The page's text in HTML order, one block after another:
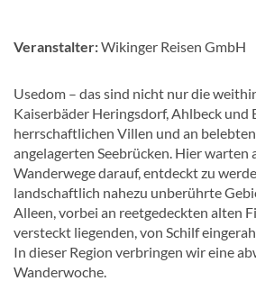
Veranstalter:Wikinger Reisen GmbH
Usedom – das sind nicht nur die
Kaiserbäder Heringsdorf, Ahlbeck und
herrschaftlichen Villen und an
angelagerten Seebrücken. Hier warten
Wanderwege darauf, entdeckt zu
landschaftlich nahezu unberührte
Alleen, vorbei an reetgedeckten alten
versteckt liegenden, von Schilf
In dieser Region verbringen wir eine
Wanderwoche.